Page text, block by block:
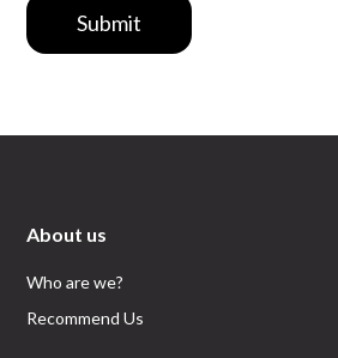
Submit
About us
Who are we?
Recommend Us